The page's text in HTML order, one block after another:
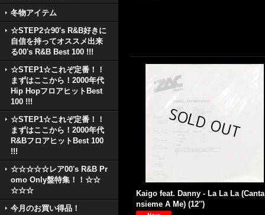
冬物アイテム
☆STEP2☆90's R&B好きに
自信を持ってオススメ出来
る00's R&B Best 100 !!!
☆STEP1☆これぞ定番！！
まずはここから！2000年代
Hip HopフロアヒットBest
100 !!!
☆STEP1☆これぞ定番！！
まずはここから！2000年代
R&BフロアヒットBest 100
!!!
☆☆☆☆☆レア00's R&B Pr
omo Only盤特集！！☆☆
☆☆☆
今月のお買い得品！
Kaigo feat. Danny - La La La
nsieme A Me) (12'')